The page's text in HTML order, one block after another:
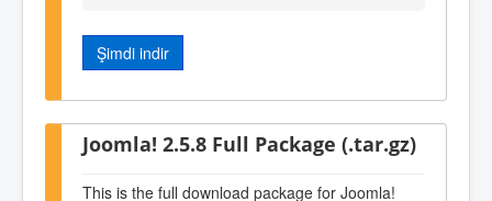
Şimdi indir
Joomla! 2.5.8 Full Package (.tar.gz)
This is the full download package for Joomla!